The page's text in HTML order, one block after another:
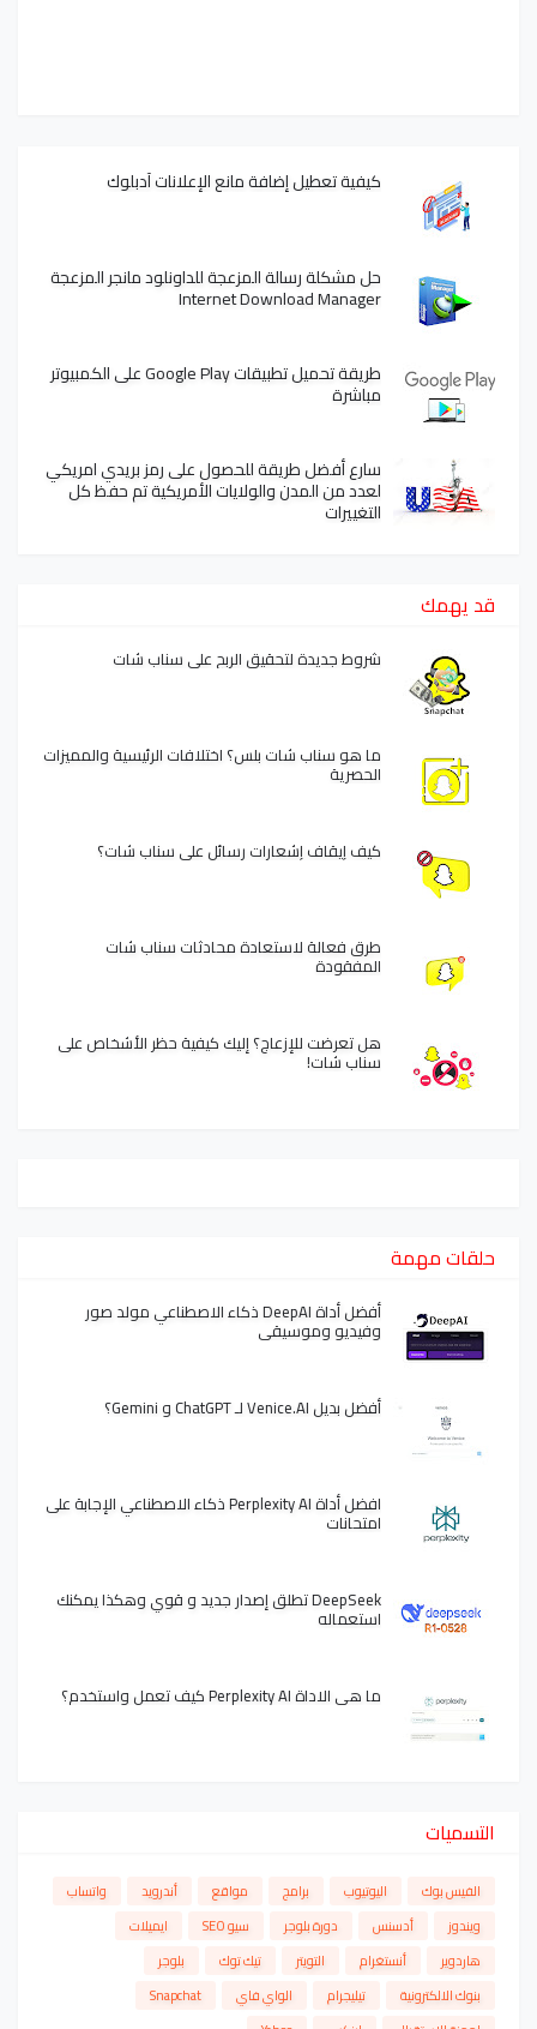
كيفية تعطيل إضافة مانع الإعلانات آدبلوك
حل مشكلة رسالة المزعجة للداونلود مانجر المزعجة
Internet Download Manager
طريقة تحميل تطبيقات Google Play على الكمبيوتر
مباشرة
سارع أفضل طريقة للحصول على رمز بريدي امريكي
لعدد من المدن والولايات الأمريكية تم حفظ كل
التغييرات
قد يهمك
شروط جديدة لتحقيق الربح على سناب شات
ما هو سناب شات بلس؟ اختلافات الرئيسية والمميزات
الحصرية
كيف إيقاف إشعارات رسائل على سناب شات؟
طرق فعالة لاستعادة محادثات سناب شات
المفقودة
هل تعرضت للإزعاج؟ إليك كيفية حظر الأشخاص على
سناب شات!
حلقات مهمة
أفضل أداة DeepAI ذكاء الاصطناعي مولد صور
وفيديو وموسيقى
أفضل بديل Venice.AI لـ ChatGPT و Gemini؟
افضل أداة Perplexity AI ذكاء الاصطناعي الإجابة على
امتحانات
DeepSeek تطلق إصدار جديد و قوي وهكذا يمكنك
استعماله
ما هي الاداة Perplexity AI كيف تعمل واستخدم؟
التسميات
الفيس بوك اليوتيوب برامج مواقع أندرويد
واتساب
ويندوز
أدسنس دورة بلوجر سيو SEO
ايميلات
هاردوير
أنستغرام التويتر تيك توك
بلوجر
بنوك الالكترونية
تيليجرام الواي فاي
Snapchat